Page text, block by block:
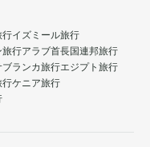
行イズミール旅行
旅行アラブ首長国連邦旅行
ブランカ旅行エジプト旅行
行ケニア旅行